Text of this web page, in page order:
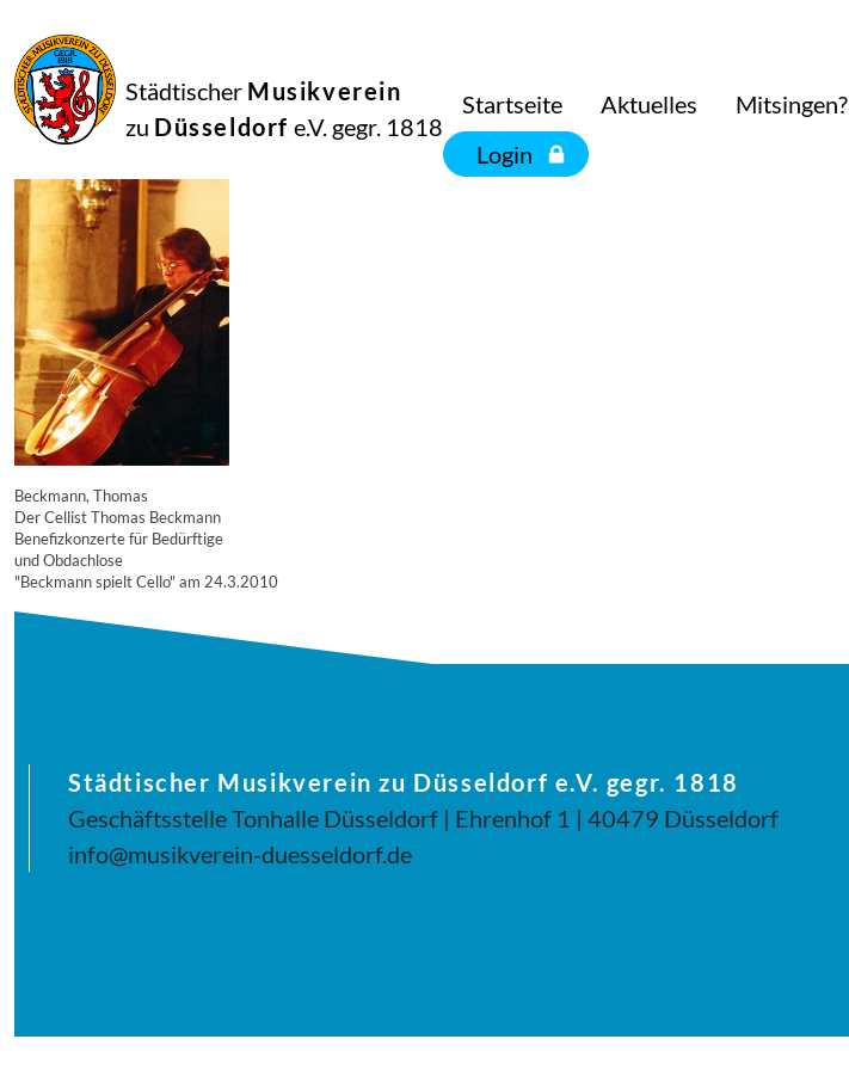
Städtischer Musikverein
zu Düsseldorf e.V. gegr. 1818
Startseite Aktuelles Mitsingen?
Login
September
2014
Manfred Hill
7697
Beckmann, Thomas
Der Cellist Thomas Beckmann
Benefizkonzerte für Bedürftige
und Obdachlose
"Beckmann spielt Cello" am 24.3.2010
Städtischer Musikverein zu Düsseldorf e.V. gegr. 1818
Geschäftsstelle Tonhalle Düsseldorf | Ehrenhof 1 | 40479 Düsseldorf
info@musikverein-duesseldorf.de